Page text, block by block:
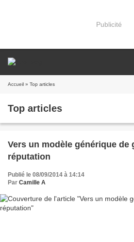
Publicité
Accueil » Top articles
Top articles
Vers un modèle générique de
réputation
Publié le 08/09/2014 à 14:14
Par Camille A